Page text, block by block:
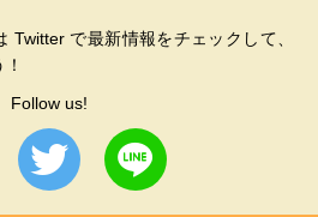
Twitter で最新情報をチェックして、
Follow us!